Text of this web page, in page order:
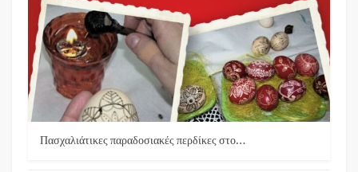
Πασχαλιάτικες παραδοσιακές περδίκες στο…